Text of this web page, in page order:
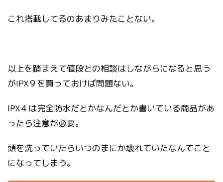
これ搭載してるのあまりみたことない。
以上を踏まえて値段との相談はしながらになると思う
がIPX９を買っておけば問題ない。
IPX４は完全防水だとかなんだとか書いている商品があ
ったら注意が必要。
頭を洗っていたらいつのまにか壊れていたなんてこと
になってしまう。